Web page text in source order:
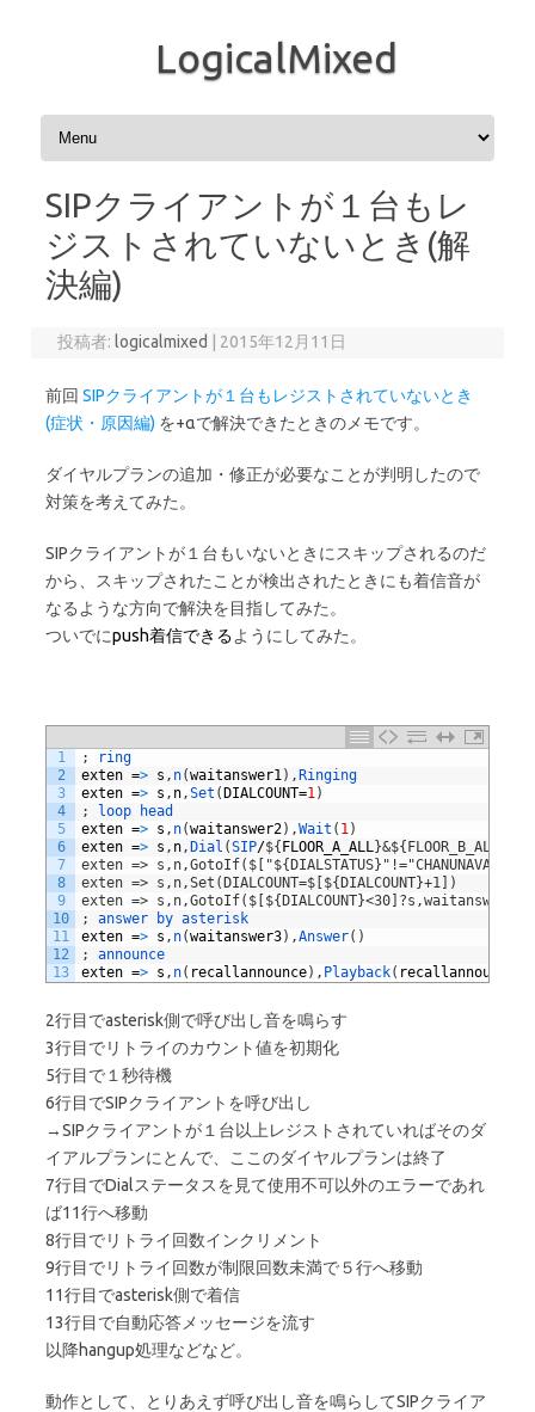
LogicalMixed
コンテンツへスキップ
SIPクライアントが１台もレ
ジストされていないとき(解
決編)
投稿者: logicalmixed 2015年12月11日
前回 SIPクライアントが１台もレジストされていないとき
(症状・原因編) を+αで解決できたときのメモです。
ダイヤルプランの追加・修正が必要なことが判明したので
対策を考えてみた。
SIPクライアントが１台もいないときにスキップされるのだ
から、スキップされたことが検出されたときにも着信音が
なるような方向で解決を目指してみた。
ついでにpush着信できるようにしてみた。
1
2
3
4
5
6
7
8
9
10
11
12
13
;
ring
exten => s , n(waitanswer1) , Ringing
exten => s , n,Set ( DIALCOUNT=1)
;
loop
head
exten => s , n(waitanswer2) ,Wait ( 1)
exten => s , n, Dial (SIP/${ FLOOR_A_ALL}
exten =>
exten => s,n,Set(DIALCOUNT=$[${DIALCOUNT}+1])
exten => s,n,GotoIf($[${DIALCOUNT}<30]?s,waitanswer2);
;
answer by asterisk
exten => s , n(waitanswer3) ,Answer( )
;
announce
exten => s , n( recallannounce) , Playback( recallannounce
2行目でasterisk側で呼び出し音を鳴らす
3行目でリトライのカウント値を初期化
5行目で１秒待機
6行目でSIPクライアントを呼び出し
→SIPクライアントが１台以上レジストされていればそのダ
イアルプランにとんで、ここのダイヤルプランは終了
7行目でDialステータスを見て使用不可以外のエラーであれ
ば11行へ移動
8行目でリトライ回数インクリメント
9行目でリトライ回数が制限回数未満で５行へ移動
11行目でasterisk側で着信
13行目で自動応答メッセージを流す
以降hangup処理などなど。
動作として、とりあえず呼び出し音を鳴らしてSIPクライア